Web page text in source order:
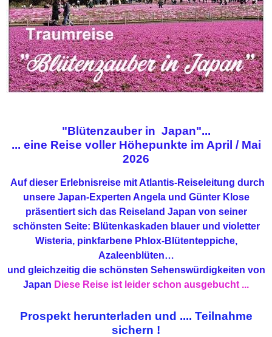
"Blütenzauber in Japan"...
... eine Reise voller Höhepunkte im April / Mai
2026
Auf dieser Erlebnisreise mit Atlantis-Reiseleitung durch
unsere Japan-Experten Angela und Günter Klose
präsentiert sich das Reiseland Japan von seiner
schönsten Seite: Blütenkaskaden blauer und violetter
Wisteria, pinkfarbene Phlox-Blütenteppiche,
Azaleenblüten…
und gleichzeitig die schönsten Sehenswürdigkeiten von
Japan Diese Reise ist leider schon ausgebucht ...
Prospekt herunterladen und .... Teilnahme
sichern !